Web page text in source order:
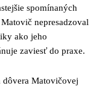
spomínaných
nepresadzoval
ako jeho
zaviesť do praxe.
Matovičovej